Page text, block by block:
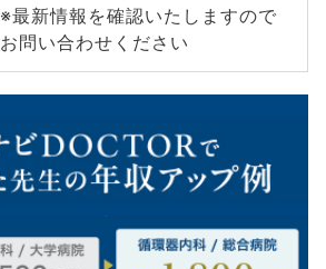
※最新情報を確認いたしますので
お問い合わせください